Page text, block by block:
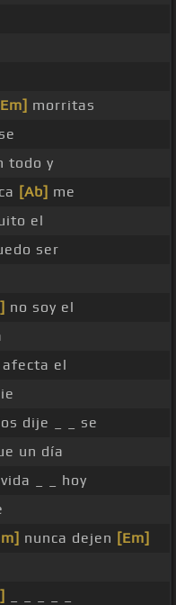
morritas
todo y
[Ab] me
el
ser
no soy el
el
dije _ _ se
un día
_ _ hoy
nunca dejen [Em]